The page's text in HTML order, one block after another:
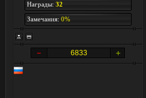
Награды: 32
Замечания: 0%
6833